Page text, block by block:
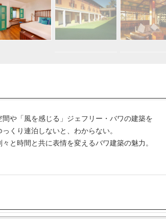
や「風を感じる」ジェフリー・バワの建築を
と時間と共に表情を変えるバワ建築の魅力。